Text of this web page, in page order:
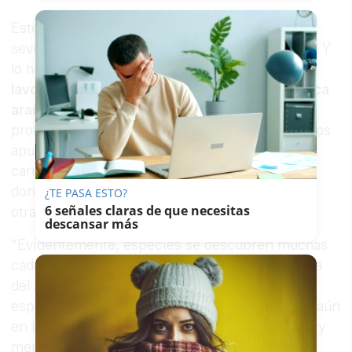
Este descubrimiento vuelve a situar a la ciudad
sevillana en el mapa internacional de la ciencia. Y
lo hace apenas días después de que
lavozdelsur.esrecogiera el hallazgo de laexótica
araña asiáticaHowaia mogera
, también en las
profundidades de estas galerías. Ambos hallazgos
apuntan a que esta joya bajo los pies de los
carmonenses alberga un ecosistema insólito,
donde conviven especies autóctonas, relictas y
otras llegadas desde lugares remotos.
“Evidentemente, especies se descubren muchas
cada día en cualquier parte del mundo. La gracia
del asunto es que no es normal describir una
especie nueva en un entorno urbano, y menos aún
en la zona subterránea de un entorno urbano... y
menos aún —sonríe— en un entorno
¿TE PASA ESTO?
6 señales claras de que necesitas
descansar más